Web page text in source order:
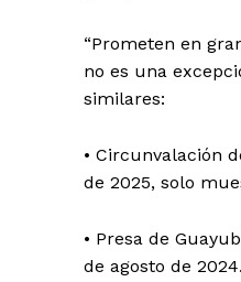
“Prometen en
no es una
similares:
• Circunvalación
de 2025, solo
• Presa de
de agosto de 2024.